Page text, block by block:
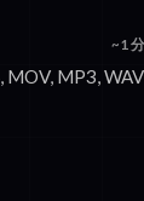
~1
MP3, WAV